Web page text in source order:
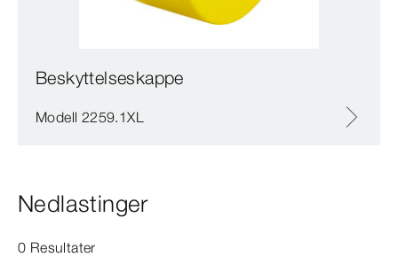
Beskyttelseskappe
Modell 2259.1XL
Nedlastinger
0 Resultater